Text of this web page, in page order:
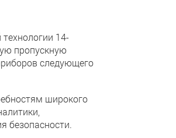
14-
пропускную
следующего
широкого
безопасности.